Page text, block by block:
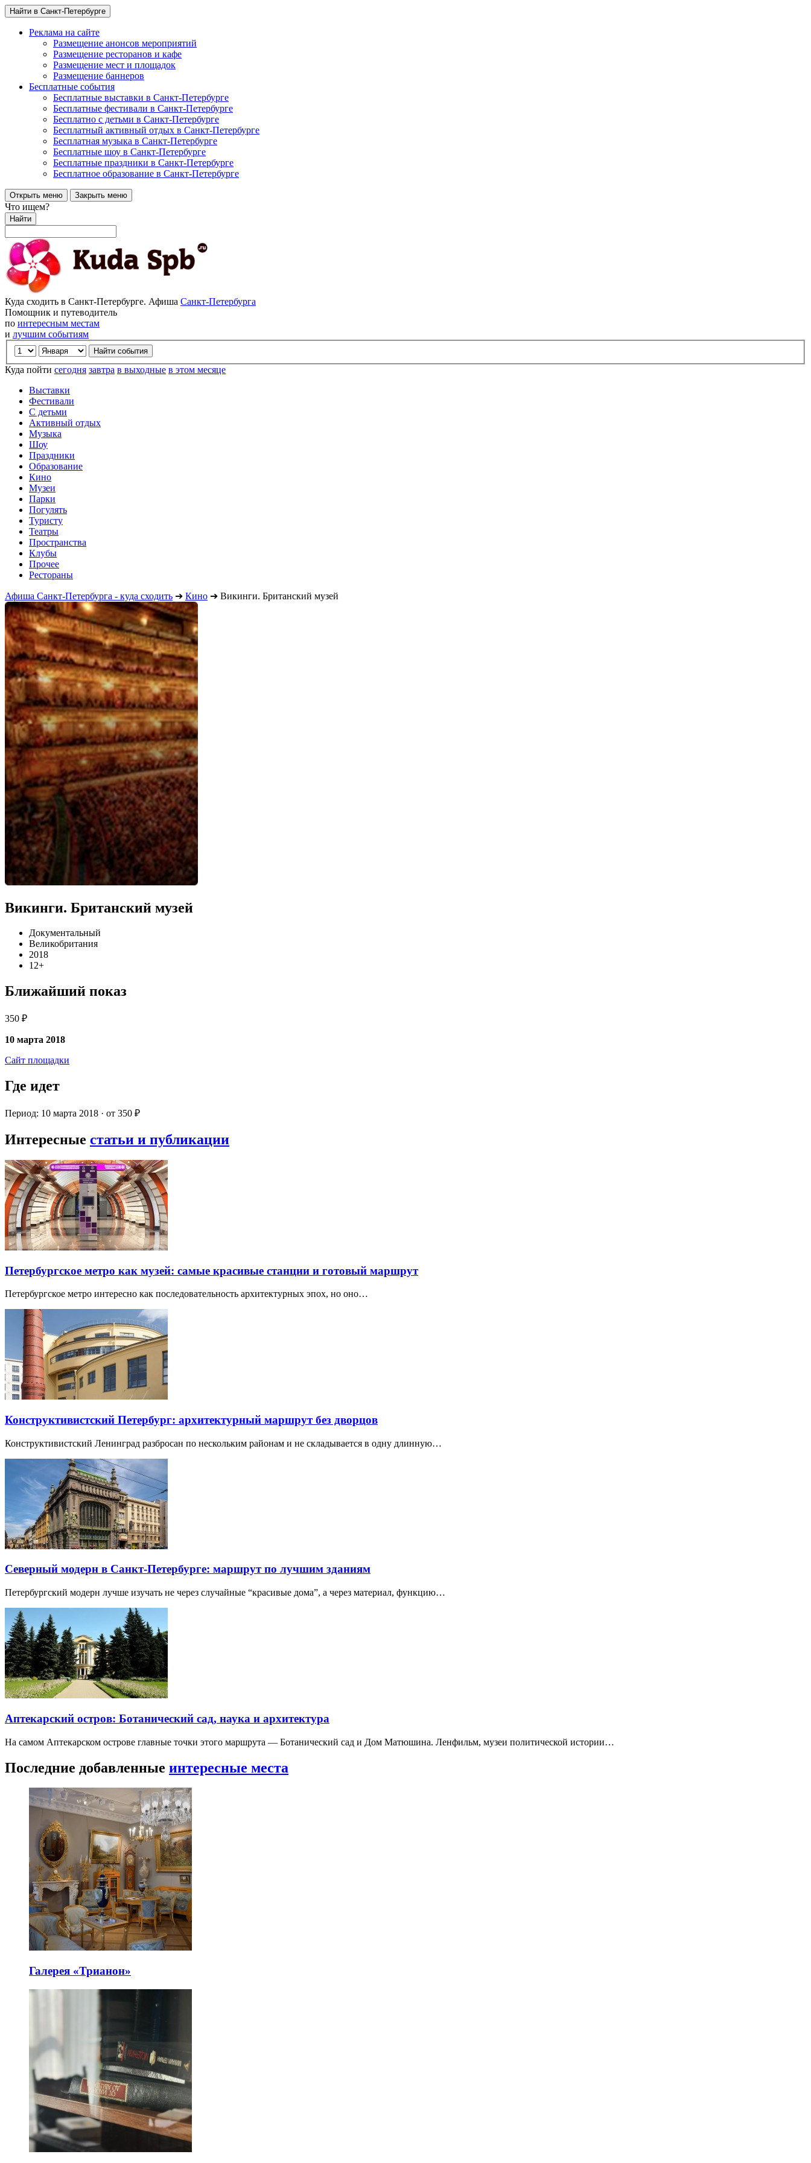
Найти в Санкт-Петербурге
Реклама на сайте
Размещение анонсов мероприятий
Размещение ресторанов и кафе
Размещение мест и площадок
Размещение баннеров
Бесплатные события
Бесплатные выставки в Санкт-Петербурге
Бесплатные фестивали в Санкт-Петербурге
Бесплатно с детьми в Санкт-Петербурге
Бесплатный активный отдых в Санкт-Петербурге
Бесплатная музыка в Санкт-Петербурге
Бесплатные шоу в Санкт-Петербурге
Бесплатные праздники в Санкт-Петербурге
Бесплатное образование в Санкт-Петербурге
Открыть меню Закрыть меню
Что ищем?
Найти
Куда сходить в Санкт-Петербурге. Афиша Санкт-Петербурга
Помощник и путеводитель
по интересным местам
и лучшим событиям
Куда пойти сегодня завтра в выходные в этом месяце
Выставки
Фестивали
С детьми
Активный отдых
Музыка
Шоу
Праздники
Образование
Кино
Музеи
Парки
Погулять
Туристу
Театры
Пространства
Клубы
Прочее
Рестораны
Афиша Санкт-Петербурга - куда сходить ➔ Кино ➔ Викинги. Британский музей
Викинги. Британский музей
Документальный
Великобритания
2018
12+
Ближайший показ
350 ₽
10 марта 2018
Сайт площадки
Где идет
Период: 10 марта 2018 · от 350 ₽
Интересные статьи и публикации
Петербургское метро как музей: самые красивые станции и готовый маршрут
Петербургское метро интересно как последовательность архитектурных эпох, но оно…
Конструктивистский Петербург: архитектурный маршрут без дворцов
Конструктивистский Ленинград разбросан по нескольким районам и не складывается в одну длинную…
Северный модерн в Санкт-Петербурге: маршрут по лучшим зданиям
Петербургский модерн лучше изучать не через случайные “красивые дома”, а через материал, функцию…
Аптекарский остров: Ботанический сад, наука и архитектура
На самом Аптекарском острове главные точки этого маршрута — Ботанический сад и Дом Матюшина. Ленфильм, музеи политической истории…
Последние добавленные интересные места
Галерея «Трианон»